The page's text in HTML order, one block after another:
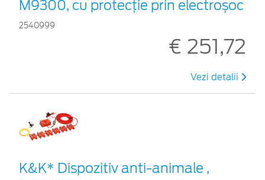
M9300, cu protecție prin electroșoc
2540999
€ 251,72
Vezi detalii
K&K* Dispozitiv anti-animale ,